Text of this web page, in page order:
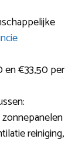
en €33,50 per
reiniging,